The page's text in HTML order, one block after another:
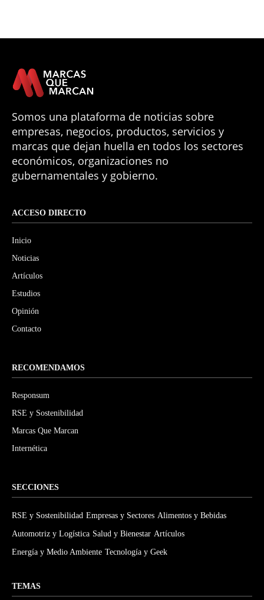
Somos una plataforma de noticias sobre
empresas, negocios, productos, servicios y
marcas que dejan huella en todos los sectores
económicos, organizaciones no
gubernamentales y gobierno.
ACCESO DIRECTO
Inicio
Noticias
Artículos
Estudios
Opinión
Contacto
RECOMENDAMOS
Responsum
RSE y Sostenibilidad
Marcas Que Marcan
Internética
SECCIONES
RSE y Sostenibilidad Empresas y Sectores Alimentos y Bebidas
Automotriz y Logística Salud y Bienestar Artículos
Energía y Medio Ambiente Tecnología y Geek
TEMAS